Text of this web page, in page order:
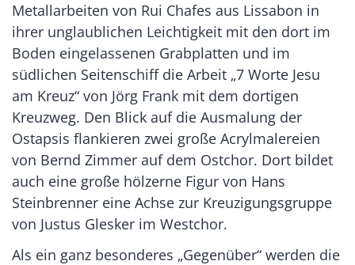
Metallarbeiten von Rui Chafes aus Lissabon in
ihrer unglaublichen Leichtigkeit mit den dort im
Boden eingelassenen Grabplatten und im
südlichen Seitenschiff die Arbeit „7 Worte Jesu
am Kreuz“ von Jörg Frank mit dem dortigen
Kreuzweg. Den Blick auf die Ausmalung der
Ostapsis flankieren zwei große Acrylmalereien
von Bernd Zimmer auf dem Ostchor. Dort bildet
auch eine große hölzerne Figur von Hans
Steinbrenner eine Achse zur Kreuzigungsgruppe
von Justus Glesker im Westchor.
Als ein ganz besonderes „Gegenüber“ werden die